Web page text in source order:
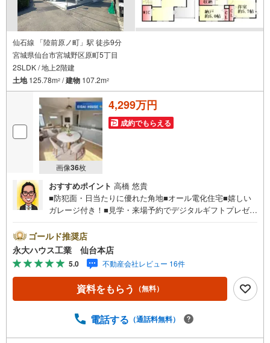
仙石線 「陸前原ノ町」駅 徒歩9分
宮城県仙台市宮城野区原町5丁目
2SLDK / 地上2階建
土地125.78m2 /建物 107.2m2
画像36枚
4,299万円
成約でもらえる
おすすめポイント 高橋 悠貴
■防犯面・日当たりに優れた角地■オール電化住宅■嬉しい
ガレージ付き！■見学・来場予約でデジタルギフトプレゼン
仙台市を中心に宮城県内の多数店舗で展開中！こちらでは
当社の強みを大きく2つに分けてご紹介！1.＜豊富な不動産
知識＞戸建・マンション・土地...と種別を問わず不動産を
取り扱っております。更に教育施設や商業施設、子育て環
境や行政などの地域情報を総合し、お客様により良い物件
選びをして頂けるよう、しっかりとサポートさせて頂きま
【引っ越し】【リフォーム】など住宅に関する様々なご質
ゴールド推奨店
永大ハウス工業 仙台本店
5.0 不動産会社レビュー 16件
資料をもらう （無料）
電話する （通話料無料）